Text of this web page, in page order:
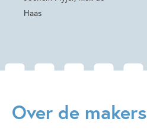
Haas
Over de makers